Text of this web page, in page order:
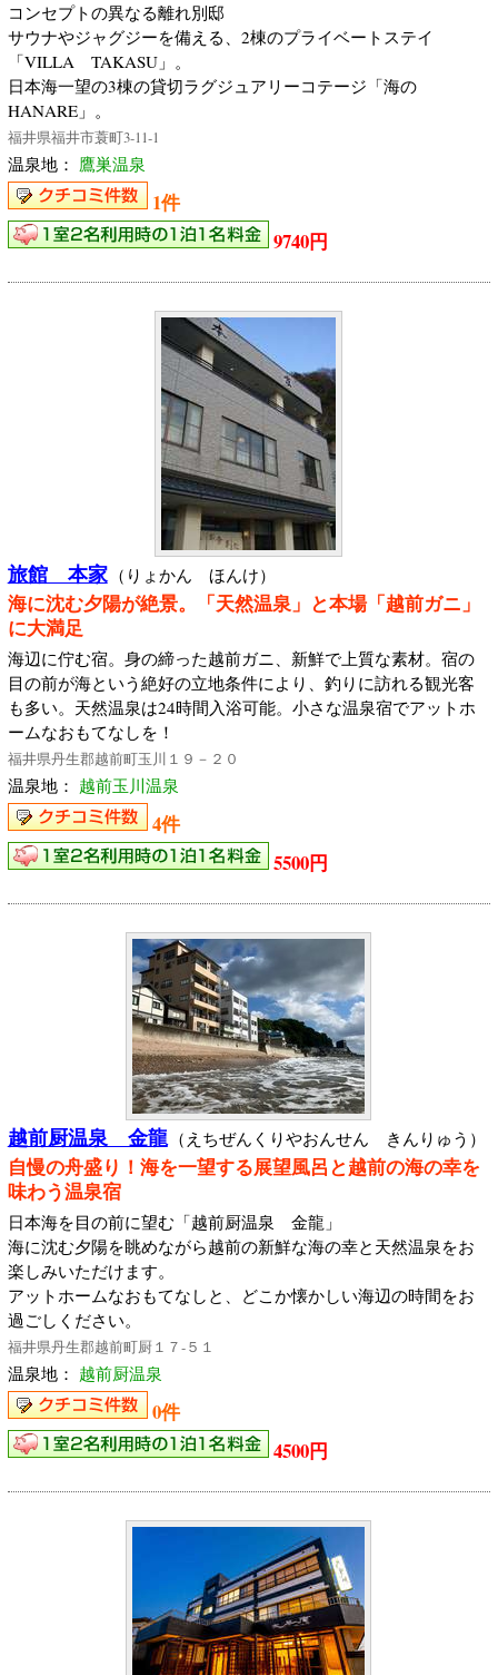
コンセプトの異なる離れ別邸
サウナやジャグジーを備える、2棟のプライベートステイ
「VILLA TAKASU」。
日本海一望の3棟の貸切ラグジュアリーコテージ「海の
HANARE」。
福井県福井市蓑町3‐11‐1
温泉地： 鷹巣温泉
1件
9740円
旅館 本家 （りょかん ほんけ）
海に沈む夕陽が絶景。「天然温泉」と本場「越前ガニ」
に大満足
海辺に佇む宿。身の締った越前ガニ、新鮮で上質な素材。宿の
目の前が海という絶好の立地条件により、釣りに訪れる観光客
も多い。天然温泉は24時間入浴可能。小さな温泉宿でアットホ
ームなおもてなしを！
福井県丹生郡越前町玉川１９－２０
温泉地： 越前玉川温泉
4件
5500円
越前厨温泉 金龍（えちぜんくりやおんせん きんりゅう）
自慢の舟盛り！海を一望する展望風呂と越前の海の幸を
味わう温泉宿
日本海を目の前に望む「越前厨温泉 金龍」
海に沈む夕陽を眺めながら越前の新鮮な海の幸と天然温泉をお
楽しみいただけます。
アットホームなおもてなしと、どこか懐かしい海辺の時間をお
過ごしください。
福井県丹生郡越前町厨１７‐５１
温泉地： 越前厨温泉
0件
4500円